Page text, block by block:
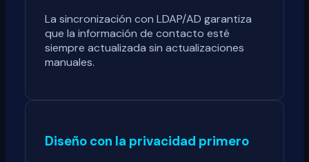
La sincronización con LDAP/AD garantiza
que la información de contacto esté
siempre actualizada sin actualizaciones
manuales.
Diseño con la privacidad primero